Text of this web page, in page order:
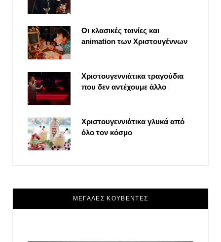
Οι κλασικές ταινίες και
animation των Χριστουγέννων
Χριστουγεννιάτικα τραγούδια
που δεν αντέχουμε άλλο
Χριστουγεννιάτικα γλυκά από
όλο τον κόσμο
ΜΕΓΑΛΕΣ ΚΟΥΒΕΝΤΕΣ